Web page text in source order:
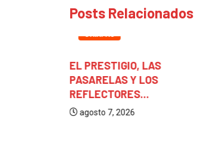
Posts Relacionados
CHIAPAS
EL PRESTIGIO, LAS
PASARELAS Y LOS
REFLECTORES...
agosto 7, 2026